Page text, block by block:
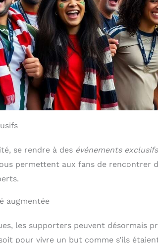
se rendre à des événements exclusifs
permettent aux fans de rencontrer
augmentée
les supporters peuvent désormais
pour vivre un but comme s’ils